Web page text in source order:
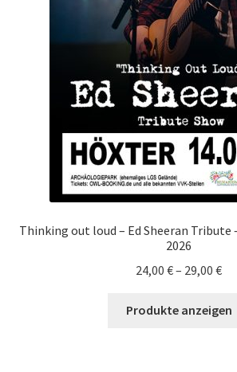
Thinking out loud – Ed Sheeran Tribute
2026
24,00 €– 29,00 €
Produkte anzeigen